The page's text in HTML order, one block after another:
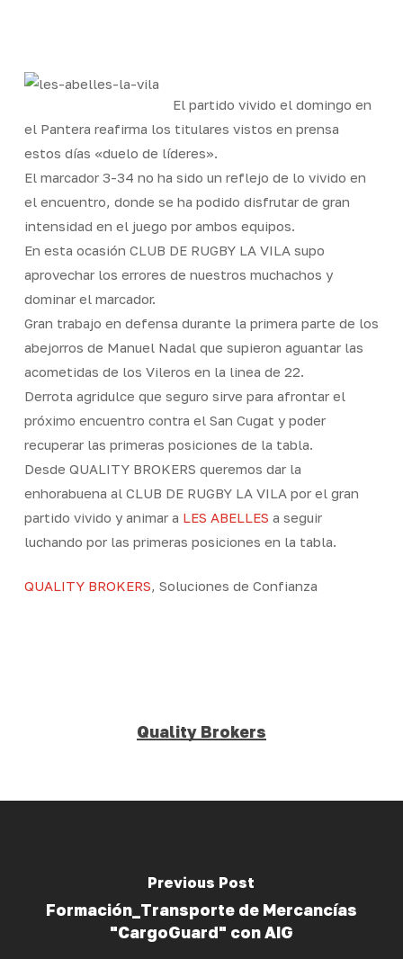
content
El partido vivido el domingo en
el Pantera reafirma los titulares vistos en prensa
estos días «duelo de líderes».
El marcador 3-34 no ha sido un reflejo de lo vivido en
el encuentro, donde se ha podido disfrutar de gran
intensidad en el juego por ambos equipos.
En esta ocasión CLUB DE RUGBY LA VILA supo
aprovechar los errores de nuestros muchachos y
dominar el marcador.
Gran trabajo en defensa durante la primera parte de los
abejorros de Manuel Nadal que supieron aguantar las
acometidas de los Vileros en la linea de 22.
Derrota agridulce que seguro sirve para afrontar el
próximo encuentro contra el San Cugat y poder
recuperar las primeras posiciones de la tabla.
Desde QUALITY BROKERS queremos dar la
enhorabuena al CLUB DE RUGBY LA VILA por el gran
partido vivido y animar a LES ABELLES a seguir
luchando por las primeras posiciones en la tabla.
QUALITY BROKERS, Soluciones de Confianza
Quality Brokers
Previous Post
Formación_Transporte de Mercancías
"CargoGuard" con AIG